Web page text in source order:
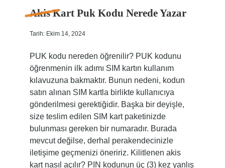
Akis Kart Puk Kodu Nerede Yazar
Tarih: Ekim 14, 2024
PUK kodu nereden öğrenilir? PUK kodunu
öğrenmenin ilk adımı SIM kartın kullanım
kılavuzuna bakmaktır. Bunun nedeni, kodun
satın alınan SIM kartla birlikte kullanıcıya
gönderilmesi gerektiğidir. Başka bir deyişle,
size teslim edilen SIM kart paketinizde
bulunması gereken bir numaradır. Burada
mevcut değilse, derhal perakendecinizle
iletişime geçmenizi öneririz. Kilitlenen akis
kart nasıl açılır? PIN kodunun üç (3) kez yanlış